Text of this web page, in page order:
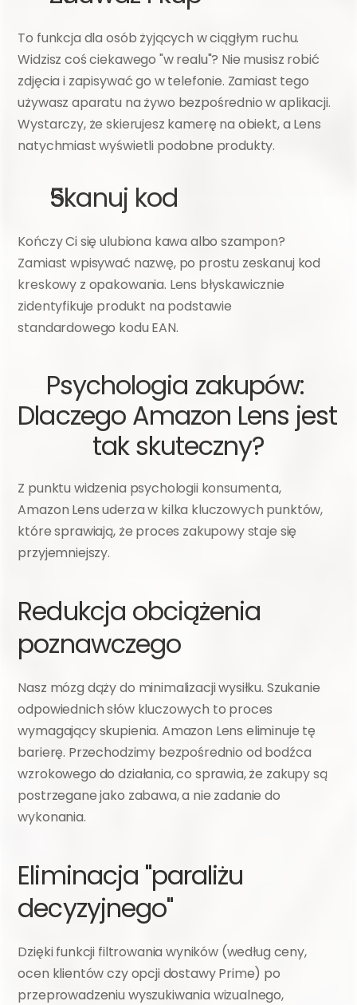
To funkcja dla osób żyjących w ciągłym ruchu.
Widzisz coś ciekawego "w realu"? Nie musisz robić
zdjęcia i zapisywać go w telefonie. Zamiast tego
używasz aparatu na żywo bezpośrednio w aplikacji.
Wystarczy, że skierujesz kamerę na obiekt, a Lens
natychmiast wyświetli podobne produkty.
Skanuj kod
Kończy Ci się ulubiona kawa albo szampon?
Zamiast wpisywać nazwę, po prostu zeskanuj kod
kreskowy z opakowania. Lens błyskawicznie
zidentyfikuje produkt na podstawie
standardowego kodu EAN.
Psychologia zakupów:
Dlaczego Amazon Lens jest
tak skuteczny?
Z punktu widzenia psychologii konsumenta,
Amazon Lens uderza w kilka kluczowych punktów,
które sprawiają, że proces zakupowy staje się
przyjemniejszy.
Redukcja obciążenia
poznawczego
Nasz mózg dąży do minimalizacji wysiłku. Szukanie
odpowiednich słów kluczowych to proces
wymagający skupienia. Amazon Lens eliminuje tę
barierę. Przechodzimy bezpośrednio od bodźca
wzrokowego do działania, co sprawia, że zakupy są
postrzegane jako zabawa, a nie zadanie do
wykonania.
Eliminacja "paraliżu
decyzyjnego"
Dzięki funkcji filtrowania wyników (według ceny,
ocen klientów czy opcji dostawy Prime) po
przeprowadzeniu wyszukiwania wizualnego,